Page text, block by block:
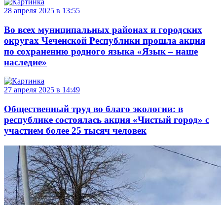
28 апреля 2025 в 13:55
Во всех муниципальных районах и городских
округах Чеченской Республики прошла акция
по сохранению родного языка «Язык – наше
наследие»
27 апреля 2025 в 14:49
Общественный труд во благо экологии: в
республике состоялась акция «Чистый город» с
участием более 25 тысяч человек